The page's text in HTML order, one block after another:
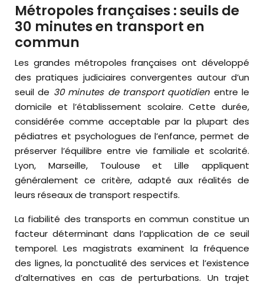
Métropoles françaises : seuils de
30 minutes en transport en
commun
Les grandes métropoles françaises ont développé
des pratiques judiciaires convergentes autour d’un
seuil de 30 minutes de transport quotidien entre le
domicile et l’établissement scolaire. Cette durée,
considérée comme acceptable par la plupart des
pédiatres et psychologues de l’enfance, permet de
préserver l’équilibre entre vie familiale et scolarité.
Lyon, Marseille, Toulouse et Lille appliquent
généralement ce critère, adapté aux réalités de
leurs réseaux de transport respectifs.
La fiabilité des transports en commun constitue un
facteur déterminant dans l’application de ce seuil
temporel. Les magistrats examinent la fréquence
des lignes, la ponctualité des services et l’existence
d’alternatives en cas de perturbations. Un trajet